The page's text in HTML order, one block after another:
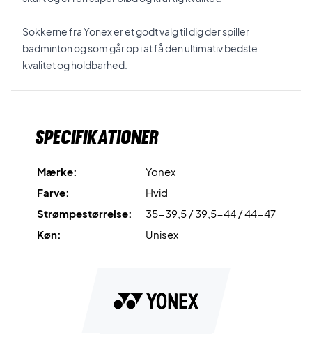
Sokkerne fra Yonex er et godt valg til dig der spiller
badminton og som går op i at få den ultimativ bedste
kvalitet og holdbarhed.
Specifikationer
Mærke:
Yonex
Farve:
Hvid
Strømpestørrelse:
35-39,5 / 39,5-44 / 44-47
Køn:
Unisex